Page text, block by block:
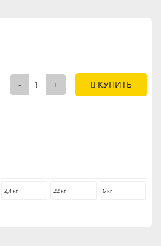
- + КУПИТЬ
2,4 кг 22 кг 6 кг